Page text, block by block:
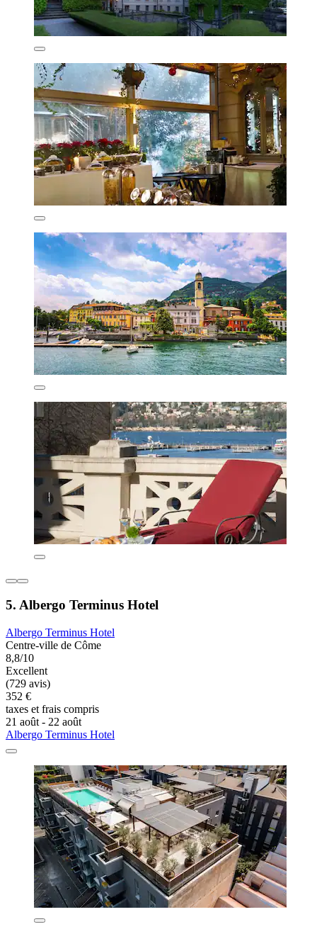
5. Albergo Terminus Hotel
Albergo Terminus Hotel
Centre-ville de Côme
8,8/10
Excellent
(729 avis)
352 €
taxes et frais compris
21 août - 22 août
Albergo Terminus Hotel